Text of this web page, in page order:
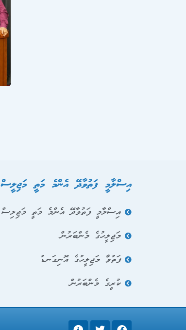
އިސްލާމީ ފަތުވާދޭ އެންމެ މަތީ މަޖިލީސް
އިސްލާމީ ފަތުވާދޭ އެންމެ މަތީ މަޖިލިސް
މަޖިލީހުގެ މެންބަރުން
ފަތުވާ މަޖިލީހުގެ އޮނިގަނޑު
ކުރީގެ މެންބަރުން